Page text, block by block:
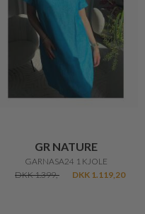
GR NATURE
GARNASA24 1 KJOLE
DKK 1.399,-
DKK 1.119,20